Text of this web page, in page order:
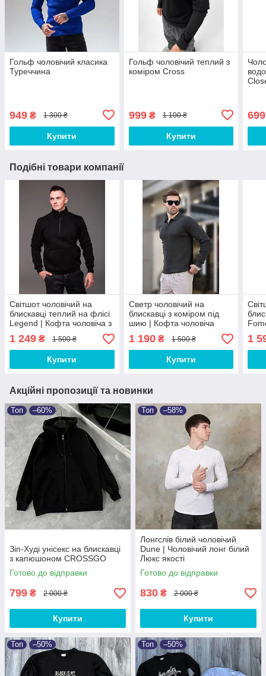
Гольф чоловічий класика
Туреччина
949 ₴ 1 300 ₴
Купити
Гольф чоловічий теплий з
коміром Cross
999₴ 1 100 ₴
Купити
699
Подібні товари компанії
Світшот чоловічий на
блискавці теплий на флісі
Legend | Кофта чоловіча з
начосом з коміром під
шию
1 249 ₴ 1 500 ₴
Купити
Светр чоловічий на
блискавці з коміром під
шию | Кофта чоловіча
чорна МЕЛ-5366
1 190₴ 1 500 ₴
Купити
шию
1
Акційні пропозиції та новинки
Топ –60%
Зіп-Худі унісекс на блискавці
з капюшоном CROSSGO
Готово до відправки
799 ₴ 2 000 ₴
Купити
Топ –58%
Лонгслів білий чоловічий
Dune | Чоловічий лонг білий
Люкс якості
Готово до відправки
830 ₴ 2 000 ₴
Купити
Топ –50% Топ –50%